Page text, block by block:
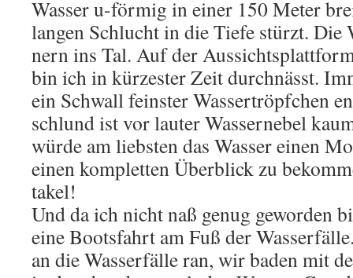
Was­ser u-för­mig in einer 150 Meter
lan­gen Schlucht in die Tiefe stürzt. Die
nern ins Tal. Auf der
bin ich in kür­zes­ter Zeit durch­nässt.
ein Schwall feins­ter Was­ser­tröpf­chen
schlund ist vor lau­ter Was­ser­ne­bel
würde am liebs­ten das Was­ser einen
einen kom­plet­ten Über­blick zu
ta­kel!
Und da ich nicht naß genug ge­wor­den
eine Boots­fahrt am Fuß der
an die Was­ser­fäl­le ran, wir baden mit